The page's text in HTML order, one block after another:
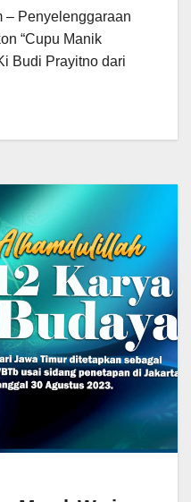
– Penyelenggaraan
“Cupu Manik
Budi Prayitno dari